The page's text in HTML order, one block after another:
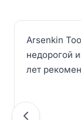
Arsenkin
недорогой
лет